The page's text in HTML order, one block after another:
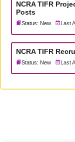
NCRA TIFR
Posts
Status: New Last
NCRA TIFR
Status: New Last